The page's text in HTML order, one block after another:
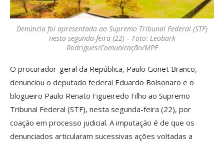
Denúncia foi apresentada ao Supremo Tribunal Federal (STF)
nesta segunda-feira (22) – Foto: Leobark
Rodrigues/Comunicação/MPF
O procurador-geral da República, Paulo Gonet Branco,
denunciou o deputado federal Eduardo Bolsonaro e o
blogueiro Paulo Renato Figueiredo Filho ao Supremo
Tribunal Federal (STF), nesta segunda-feira (22), por
coação em processo judicial. A imputação é de que os
denunciados articularam sucessivas ações voltadas a